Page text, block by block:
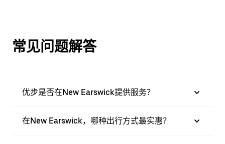
常见问题解答
优步是否在New Earswick提供服务？
在New Earswick，哪种出行方式最实惠？